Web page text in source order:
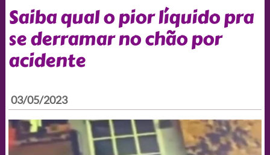
Saiba qual o pior líquido pra
se derramar no chão por
acidente
03/05/2023